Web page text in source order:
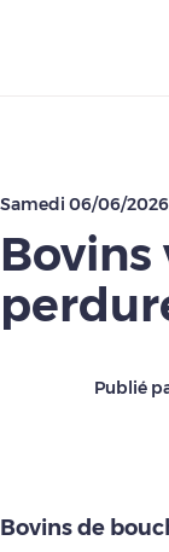
Samedi 06/06/2026
Bovins
Publié
Bovins de